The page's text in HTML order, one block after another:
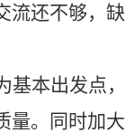
流还不够，
基本出发点
。同时加大